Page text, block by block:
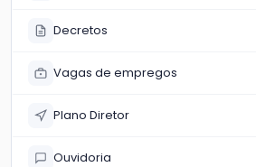
Decretos
Vagas de empregos
Plano Diretor
Ouvidoria